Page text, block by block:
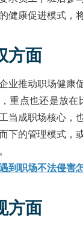
健康促进模式，
方面
业推动职场健康
重点也还是放
当成职场核心，
下的管理模式，
到职场不法侵害
方面